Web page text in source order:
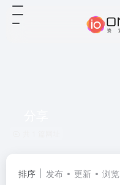
排序 发布 更新 浏览